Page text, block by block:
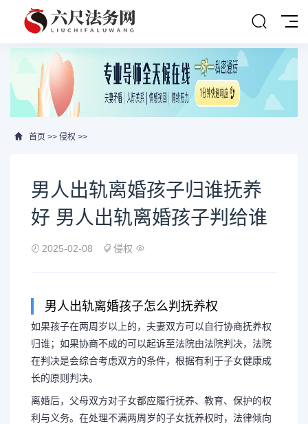
首页 >> 侵权 >>
男人出轨离婚孩子归谁抚养
好 男人出轨离婚孩子判给谁
2025-02-08 侵权
男人出轨离婚孩子怎么判抚养权
如果孩子在两周岁以上的，夫妻双方可以自行协商抚养权
归谁；如果协商不成的可以起诉至法院由法院判决，法院
在判决是会综合考虑双方的条件，根据有利于子女健康成
长的原则判决。
离婚后，父母双方对子女都应履行抚养、教育、保护的权
利与义务。在处理不满两周岁的子女抚养权时，法律倾向
男人出轨离婚孩子归谁
离婚孩子判